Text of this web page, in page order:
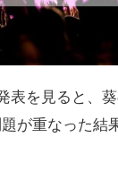
表を見ると、
が重なった結